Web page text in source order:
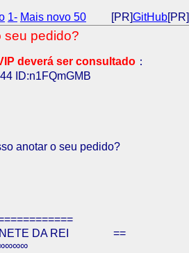
1- Mais novo 50 [PR]GitHub[PR]
seu pedido?
deverá ser consultado ：
ID:n1FQmGMB
o seu pedido?
DA REI ==